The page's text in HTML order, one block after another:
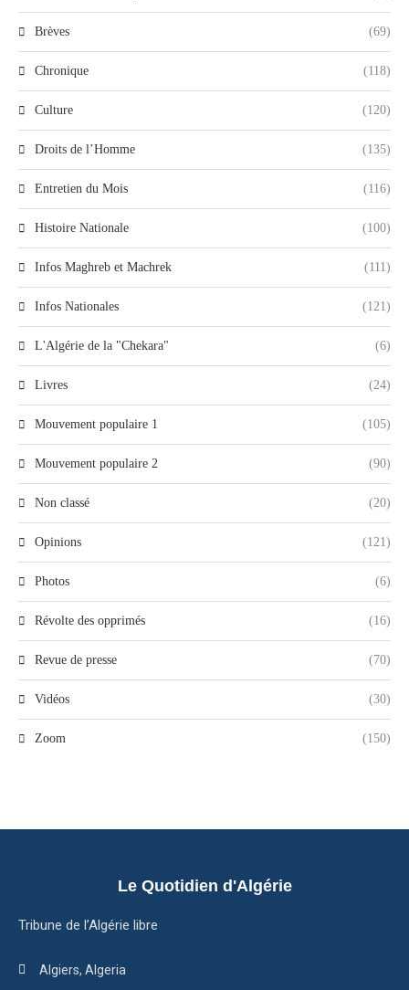
Brèves (69)
Chronique (118)
Culture (120)
Droits de l’Homme (135)
Entretien du Mois (116)
Histoire Nationale (100)
Infos Maghreb et Machrek (111)
Infos Nationales (121)
L'Algérie de la "Chekara" (6)
Livres (24)
Mouvement populaire 1 (105)
Mouvement populaire 2 (90)
Non classé (20)
Opinions (121)
Photos (6)
Révolte des opprimés (16)
Revue de presse (70)
Vidéos (30)
Zoom (150)
Le Quotidien d'Algérie
Tribune de l’Algérie libre
Algiers, Algeria